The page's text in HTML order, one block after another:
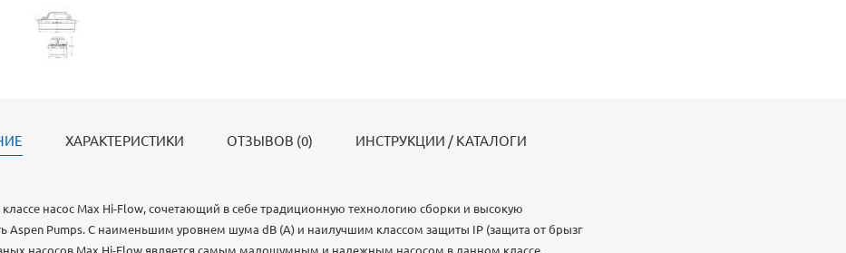
ХАРАКТЕРИСТИКИ ОТЗЫВОВ (0) ИНСТРУКЦИИ / КАТАЛОГИ
насос Max Hi-Flow, сочетающий в себе традиционную технологию сборки и высокую
Aspen Pumps. С наименьшим уровнем шума dB (A) и наилучшим классом защиты IP (защита от брызг
насосов Max Hi-Flow является самым малошумным и надежным насосом в данном классе.